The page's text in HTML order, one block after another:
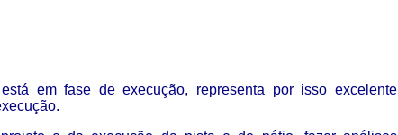
em fase de execução, representa por isso excelente